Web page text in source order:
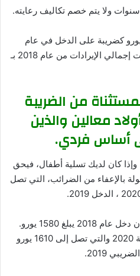
ولا يتم خصم تكاليف رعايته.
عام 2020، تم تحصيل 600 يورو كضريبة على الدخل في عام
2019، بينما في العام 2019 قُدِّرت إجمالي الإيرادات من عام 2018 بـ
من الضريبة
معالين والذين
أساس فردي.
كان لديك تسلية أطفال، فيحق
بالإعفاء من الضرائب، التي تصل
بالنسبة للعام الضريبي 2019، كان دخل عام 2018 يبلغ 1580 يورو.
ويتمثل الفرق في زيادة دخل سنة 2020 والتي تصل إلى 1610 يورو
2019.